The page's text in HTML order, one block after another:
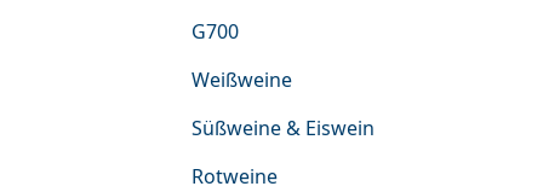
G700
Weißweine
Süßweine & Eiswein
Rotweine